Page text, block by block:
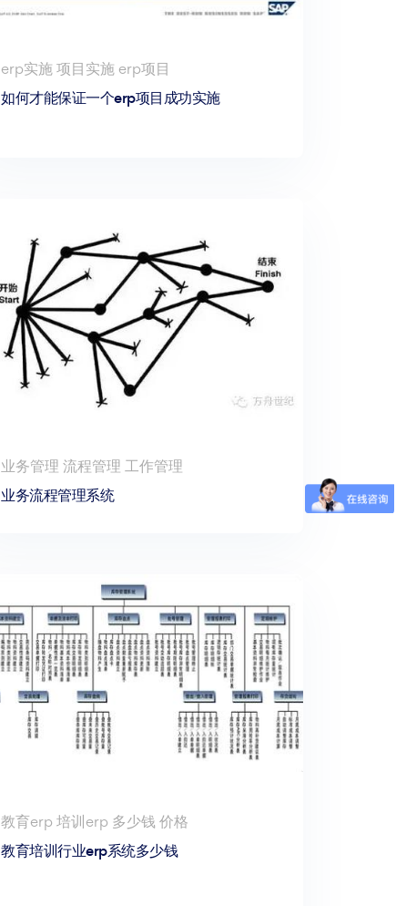
erp实施 项目实施 erp项目
如何才能保证一个erp项目成功实施
业务管理 流程管理 工作管理
业务流程管理系统
教育erp 培训erp 多少钱 价格
教育培训行业erp系统多少钱